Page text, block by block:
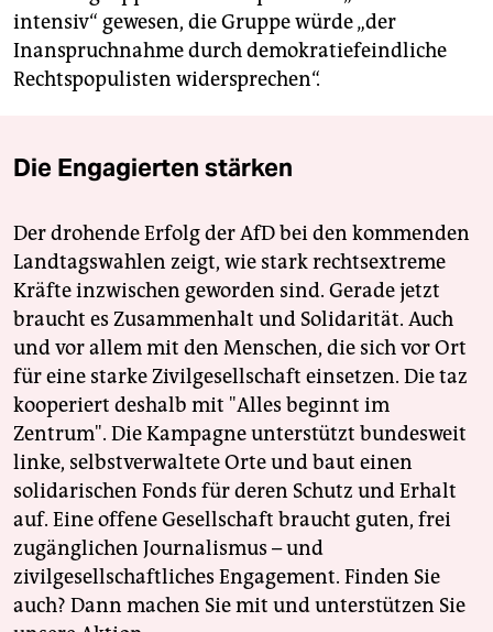
intensiv“ gewesen, die Gruppe würde „der
Inanspruchnahme durch demokratiefeindliche
Rechtspopulisten widersprechen“.
Die Engagierten stärken
Der drohende Erfolg der AfD bei den kommenden
Landtagswahlen zeigt, wie stark rechtsextreme
Kräfte inzwischen geworden sind. Gerade jetzt
braucht es Zusammenhalt und Solidarität. Auch
und vor allem mit den Menschen, die sich vor Ort
für eine starke Zivilgesellschaft einsetzen. Die taz
kooperiert deshalb mit "Alles beginnt im
Zentrum". Die Kampagne unterstützt bundesweit
linke, selbstverwaltete Orte und baut einen
solidarischen Fonds für deren Schutz und Erhalt
auf. Eine offene Gesellschaft braucht guten, frei
zugänglichen Journalismus – und
zivilgesellschaftliches Engagement. Finden Sie
auch? Dann machen Sie mit und unterstützen Sie